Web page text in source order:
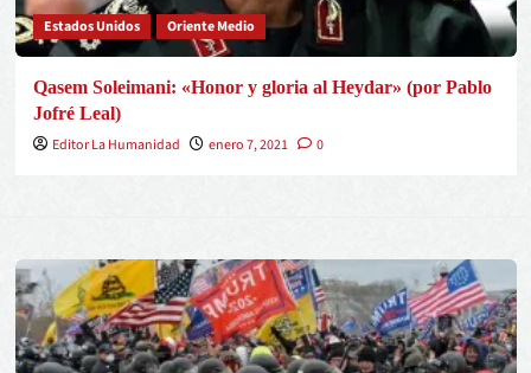
Estados Unidos Oriente Medio
Qasem Soleimani: «Honor y gloria al Heydar» (por Pablo
Jofré Leal)
Editor La Humanidad
enero 7, 2021 0